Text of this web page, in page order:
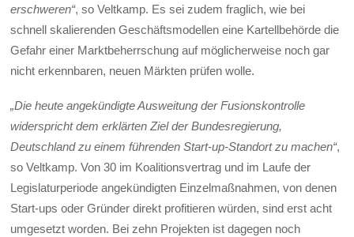
erschweren“, so Veltkamp. Es sei zudem fraglich, wie bei
schnell skalierenden Geschäftsmodellen eine Kartellbehörde die
Gefahr einer Marktbeherrschung auf möglicherweise noch gar
nicht erkennbaren, neuen Märkten prüfen wolle.
„Die heute angekündigte Ausweitung der Fusionskontrolle
widerspricht dem erklärten Ziel der Bundesregierung,
Deutschland zu einem führenden Start-up-Standort zu machen“,
so Veltkamp. Von 30 im Koalitionsvertrag und im Laufe der
Legislaturperiode angekündigten Einzelmaßnahmen, von denen
Start-ups oder Gründer direkt profitieren würden, sind erst acht
umgesetzt worden. Bei zehn Projekten ist dagegen noch